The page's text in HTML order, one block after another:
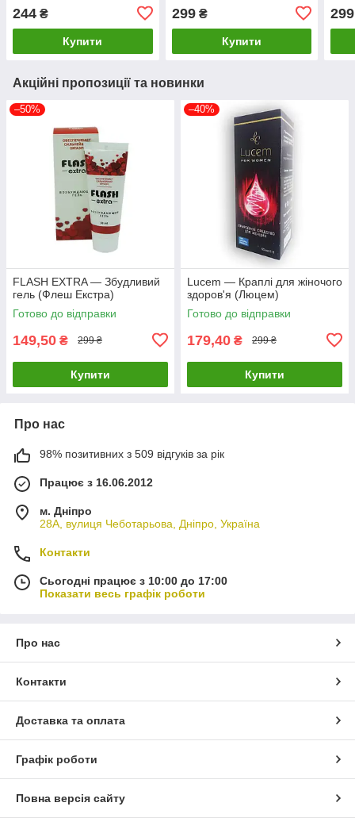
244 ₴
Купити
299₴
Купити
299
Акційні пропозиції та новинки
–50%
FLASH EXTRA — Збудливий
гель (Флеш Екстра)
Готово до відправки
149,50 ₴ 299 ₴
Купити
–40%
Lucem — Краплі для жіночого
здоров'я (Люцем)
Готово до відправки
179,40 ₴ 299 ₴
Купити
Про нас
98% позитивних з 509 відгуків за рік
Працює з 16.06.2012
м. Дніпро
28А, вулиця Чеботарьова, Дніпро, Україна
Контакти
Сьогодні працює з 10:00 до 17:00
Показати весь графік роботи
Про нас
Контакти
Доставка та оплата
Графік роботи
Повна версія сайту